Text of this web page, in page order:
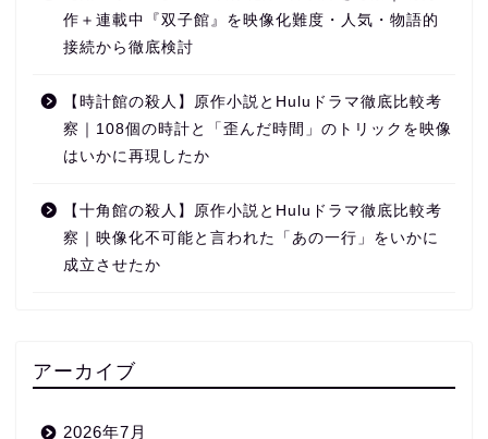
作＋連載中『双子館』を映像化難度・人気・物語的
接続から徹底検討
【時計館の殺人】原作小説とHuluドラマ徹底比較考
察｜108個の時計と「歪んだ時間」のトリックを映像
はいかに再現したか
【十角館の殺人】原作小説とHuluドラマ徹底比較考
察｜映像化不可能と言われた「あの一行」をいかに
成立させたか
アーカイブ
2026年7月